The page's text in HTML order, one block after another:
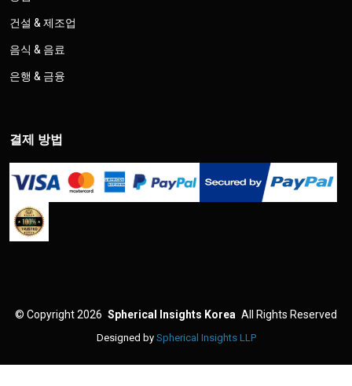
건설 & 제조업
음식 & 음료
은행 & 금융
결제 방법
© Copyright 2026 Spherical Insights Korea All Rights Reserved
Designed by Spherical Insights LLP